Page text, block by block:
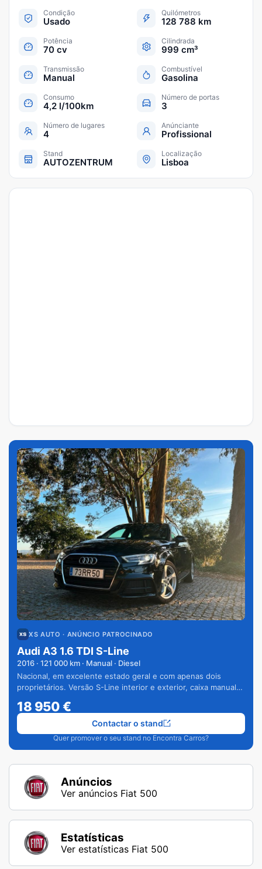
Condição
Usado
Quilómetros
128 788 km
Potência
70 cv
Cilindrada
999 cm³
Transmissão
Manual
Combustível
Gasolina
Consumo
4,2 l/100km
Número de portas
3
Número de lugares
4
Anúnciante
Profissional
Stand
AUTOZENTRUM
Localização
Lisboa
XS AUTO · ANÚNCIO PATROCINADO
Audi A3 1.6 TDI S-Line
2016 · 121 000 km · Manual · Diesel
Nacional, em excelente estado geral e com apenas dois
proprietários. Versão S-Line interior e exterior, caixa manual
18 950€
Quer promover o seu stand no Encontra Carros?
Contactar o stand
Anúncios
Ver anúncios Fiat 500
Estatísticas
Ver estatísticas Fiat 500